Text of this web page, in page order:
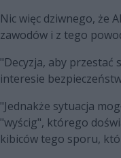
Nic więc dziwnego, że
zawodów i z tego
"Decyzja, aby przestać
interesie
"Jednakże sytuacja
"wyścig", którego
kibiców tego sporu,